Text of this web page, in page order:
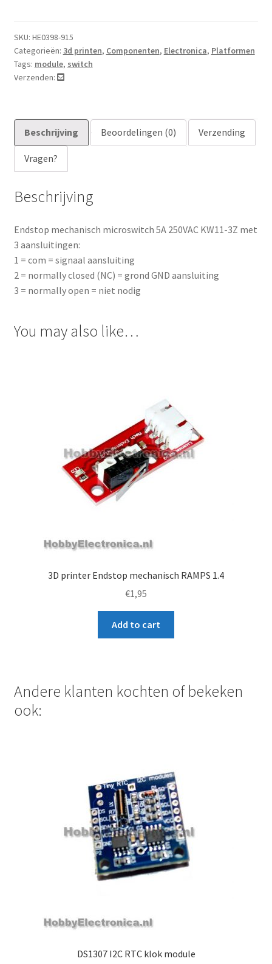
SKU: HE0398-915
Categorieën: 3d printen, Componenten, Electronica, Platformen
Tags: module, switch
Verzenden:
Beschrijving Beoordelingen (0) Verzending
Vragen?
Beschrijving
Endstop mechanisch microswitch 5A 250VAC KW11-3Z met
3 aansluitingen:
1 = com = signaal aansluiting
2 = normally closed (NC) = grond GND aansluiting
3 = normally open = niet nodig
You may also like…
3D printer Endstop mechanisch RAMPS 1.4
€1,95
Add to cart
Andere klanten kochten of bekeken
ook:
DS1307 I2C RTC klok module